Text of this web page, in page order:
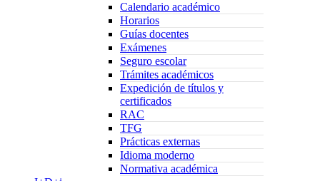
Calendario académico
Horarios
Guías docentes
Exámenes
Seguro escolar
Trámites académicos
Expedición de títulos y
certificados
RAC
TFG
Prácticas externas
Idioma moderno
Normativa académica